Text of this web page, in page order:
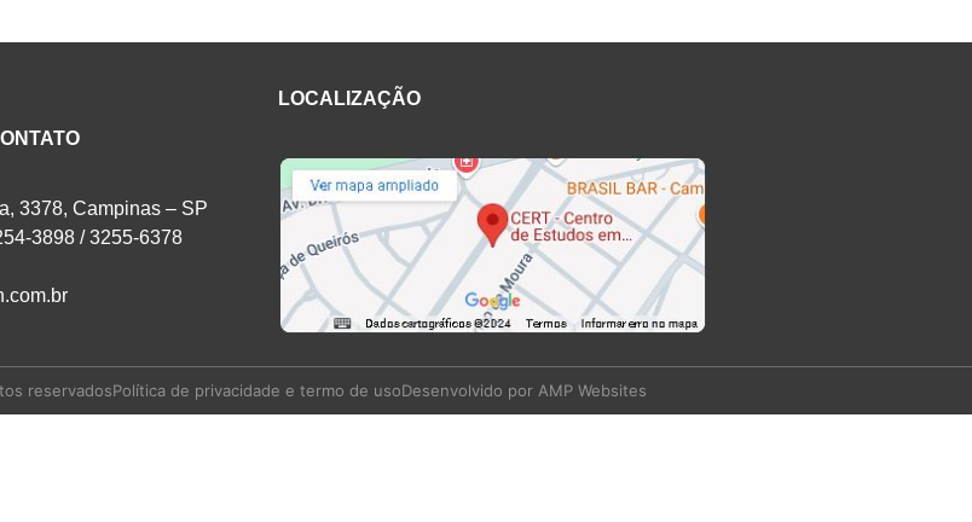
3378, Campinas – SP
3898 / 3255-6378
LOCALIZAÇÃO
reservadosPolítica de privacidade e termo de usoDesenvolvido por AMP Websites